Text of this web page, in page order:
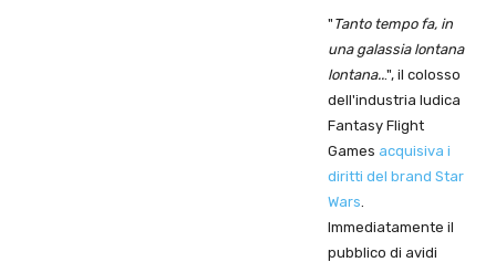
" Tanto tempo fa, in
una galassia lontana
lontana...", il colosso
dell'industria ludica
Fantasy Flight
Games acquisiva i
diritti del brand Star
Wars.
Immediatamente il
pubblico di avidi